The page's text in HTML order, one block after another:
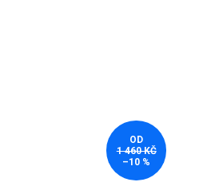
OD
1 460 KČ
–10 %